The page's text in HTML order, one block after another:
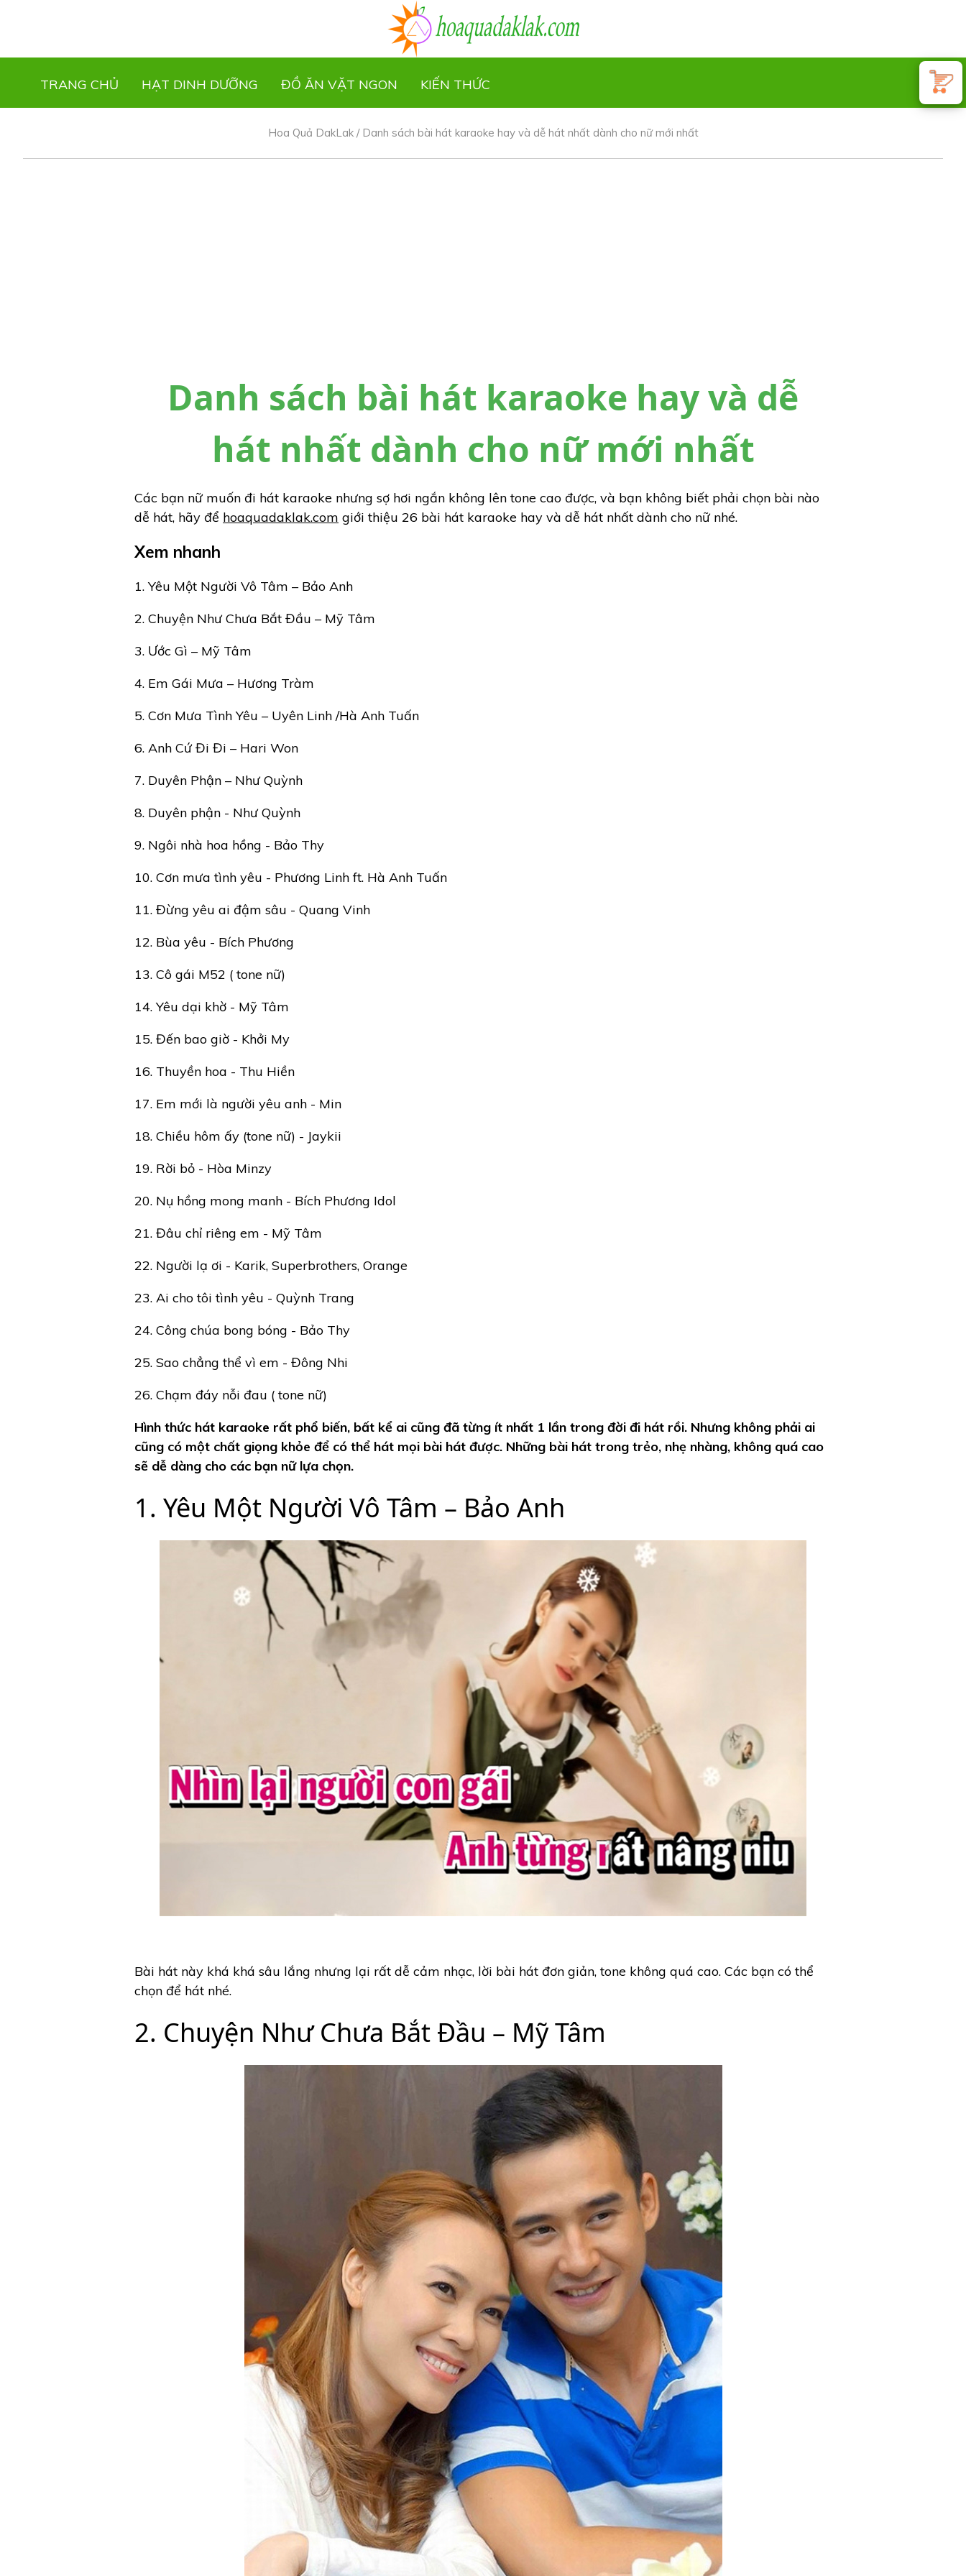
TRANG CHỦ HẠT DINH DƯỠNG ĐỒ ĂN VẶT NGON KIẾN THỨC
Hoa Quả DakLak/ Danh sách bài hát karaoke hay và dễ hát nhất dành cho nữ mới nhất
Danh sách bài hát karaoke hay và dễ
hát nhất dành cho nữ mới nhất
Các bạn nữ muốn đi hát karaoke nhưng sợ hơi ngắn không lên tone cao được, và bạn không biết phải chọn bài nào
dễ hát, hãy để hoaquadaklak.com giới thiệu 26 bài hát karaoke hay và dễ hát nhất dành cho nữ nhé.
Xem nhanh
1. Yêu Một Người Vô Tâm – Bảo Anh
2. Chuyện Như Chưa Bắt Đầu – Mỹ Tâm
3. Ước Gì – Mỹ Tâm
4. Em Gái Mưa – Hương Tràm
5. Cơn Mưa Tình Yêu – Uyên Linh /Hà Anh Tuấn
6. Anh Cứ Đi Đi – Hari Won
7. Duyên Phận – Như Quỳnh
8. Duyên phận - Như Quỳnh
9. Ngôi nhà hoa hồng - Bảo Thy
10. Cơn mưa tình yêu - Phương Linh ft. Hà Anh Tuấn
11. Đừng yêu ai đậm sâu - Quang Vinh
12. Bùa yêu - Bích Phương
13. Cô gái M52 ( tone nữ)
14. Yêu dại khờ - Mỹ Tâm
15. Đến bao giờ - Khởi My
16. Thuyền hoa - Thu Hiền
17. Em mới là người yêu anh - Min
18. Chiều hôm ấy (tone nữ) - Jaykii
19. Rời bỏ - Hòa Minzy
20. Nụ hồng mong manh - Bích Phương Idol
21. Đâu chỉ riêng em - Mỹ Tâm
22. Người lạ ơi - Karik, Superbrothers, Orange
23. Ai cho tôi tình yêu - Quỳnh Trang
24. Công chúa bong bóng - Bảo Thy
25. Sao chẳng thể vì em - Đông Nhi
26. Chạm đáy nỗi đau ( tone nữ)
Hình thức hát karaoke rất phổ biến, bất kể ai cũng đã từng ít nhất 1 lần trong đời đi hát rồi. Nhưng không phải ai
cũng có một chất giọng khỏe để có thể hát mọi bài hát được. Những bài hát trong trẻo, nhẹ nhàng, không quá cao
sẽ dễ dàng cho các bạn nữ lựa chọn.
1. Yêu Một Người Vô Tâm – Bảo Anh
Bài hát này khá khá sâu lắng nhưng lại rất dễ cảm nhạc, lời bài hát đơn giản, tone không quá cao. Các bạn có thể
chọn để hát nhé.
2. Chuyện Như Chưa Bắt Đầu – Mỹ Tâm